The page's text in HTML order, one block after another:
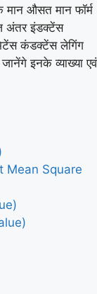
मान औसत मान फॉर्म
इंडक्टेंस
कंडक्टेंस लेगिंग
इनके व्याख्या एवं
Mean Square